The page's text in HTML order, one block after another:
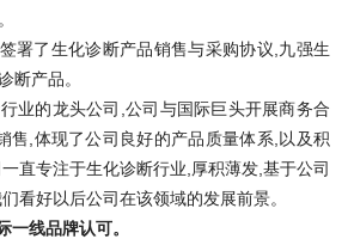
了生化诊断产品销售与采购协议,九强生
断产品。
的龙头公司,公司与国际巨头开展商务合
售,体现了公司良好的产品质量体系,以及积
直专注于生化诊断行业,厚积薄发,基于公司
看好以后公司在该领域的发展前景。
线品牌认可。